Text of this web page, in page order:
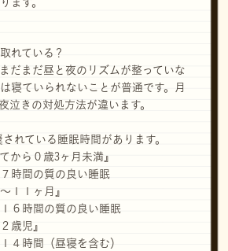
ます。
れている？
だまだ昼と夜のリズムが整っていな
寝ていられないことが普通です。月
泣きの対処方法が違います。
れている睡眠時間があります。
から０歳3ヶ月未満』
時間の質の良い睡眠
〜１１ヶ月』
６時間の質の良い睡眠
〜２歳児』
時間（昼寝を含む）